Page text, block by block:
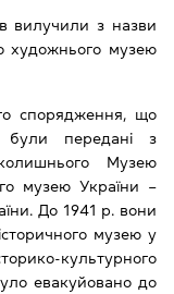
вилучили з назви
художнього музею
спорядження, що
були передані з
Музею
музею України –
До 1941 р. вони
музею у
культурного
евакуйовано до